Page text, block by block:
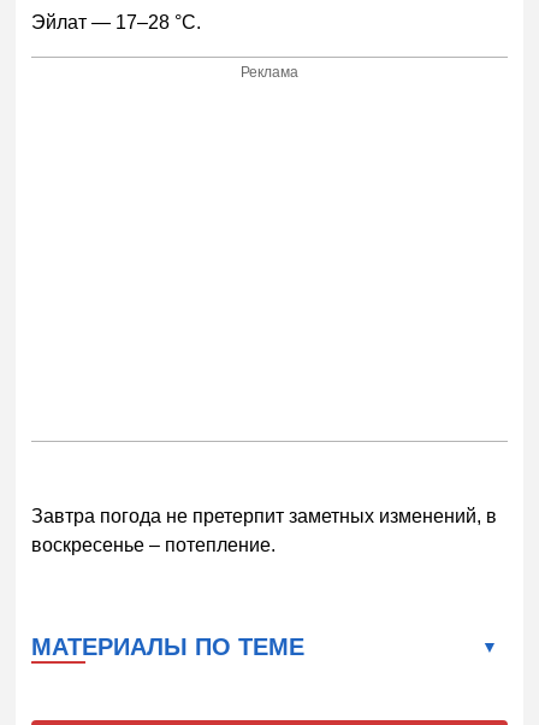
Эйлат — 17–28 °С.
Реклама
Завтра погода не претерпит заметных изменений, в
воскресенье – потепление.
МАТЕРИАЛЫ ПО ТЕМЕ